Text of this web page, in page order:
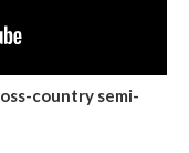
country semi-